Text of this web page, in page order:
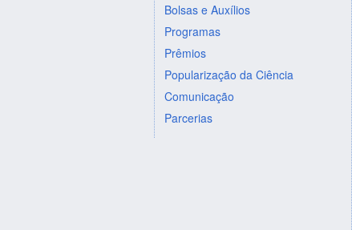
Bolsas e Auxílios
Programas
Prêmios
Popularização da Ciência
Comunicação
Parcerias